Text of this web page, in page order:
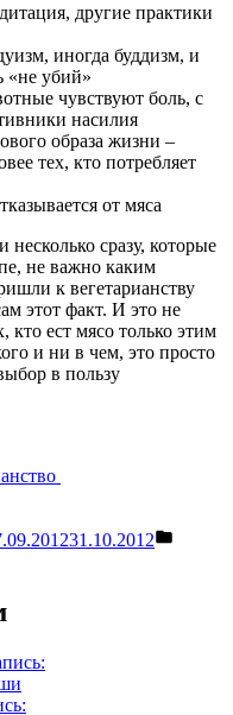
другие практики
иногда буддизм, и
«не убий»
чувствуют боль, с
насилия
образа жизни –
тех, кто потребляет
от мяса
сразу, которые
не важно каким
к вегетарианству
этот факт. И это не
кто ест мясо только этим
и ни в чем, это просто
в пользу
31.10.2012